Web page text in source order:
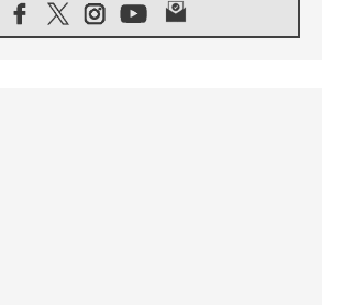
البابا لاوُن الرابع عشر للشباب في أسيزي: